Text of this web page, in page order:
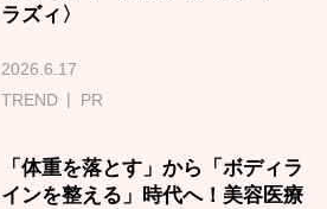
ラズィ〉
2026.6.17
TREND
PR
「体重を落とす」から「ボディラ
インを整える」時代へ！美容医療